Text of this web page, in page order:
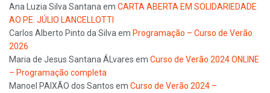
Ana Luzia Silva Santana em CARTA ABERTA EM SOLIDARIEDADE
AO PE. JÚLIO LANCELLOTTI
Carlos Alberto Pinto da Silva em Programação – Curso de Verão
2026
Maria de Jesus Santana ÁLvares em Curso de Verão 2024 ONLINE
– Programação completa
Manoel PAIXÃO dos Santos em Curso de Verão 2024 –